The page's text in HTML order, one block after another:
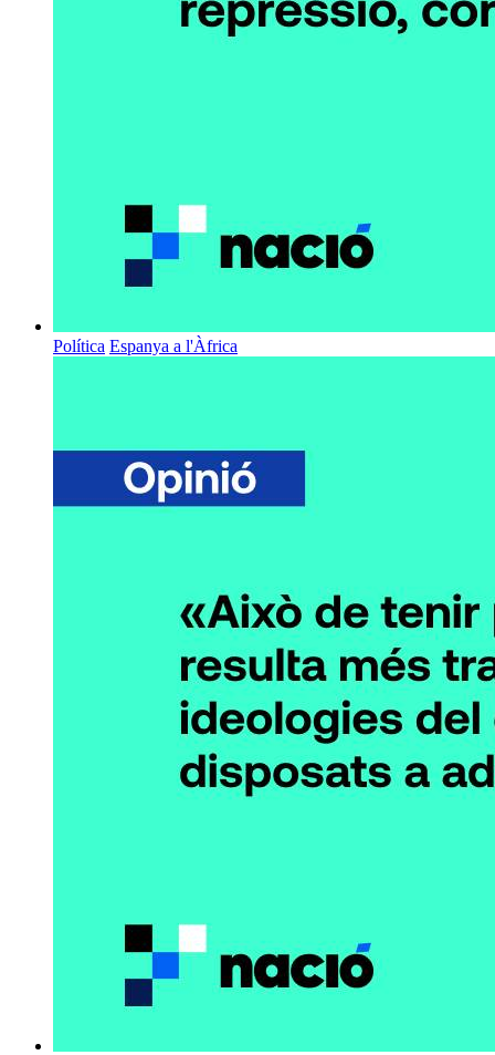
Política Espanya a l'Àfrica